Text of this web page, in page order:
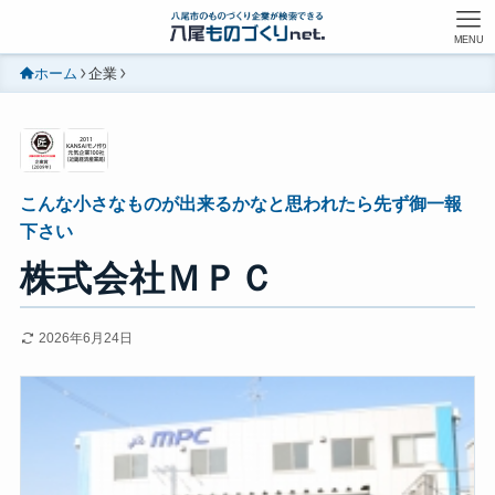
MENU
ホーム 企業
こんな小さなものが出来るかなと思われたら先ず御一報
下さい
株式会社ＭＰＣ
2026年6月24日